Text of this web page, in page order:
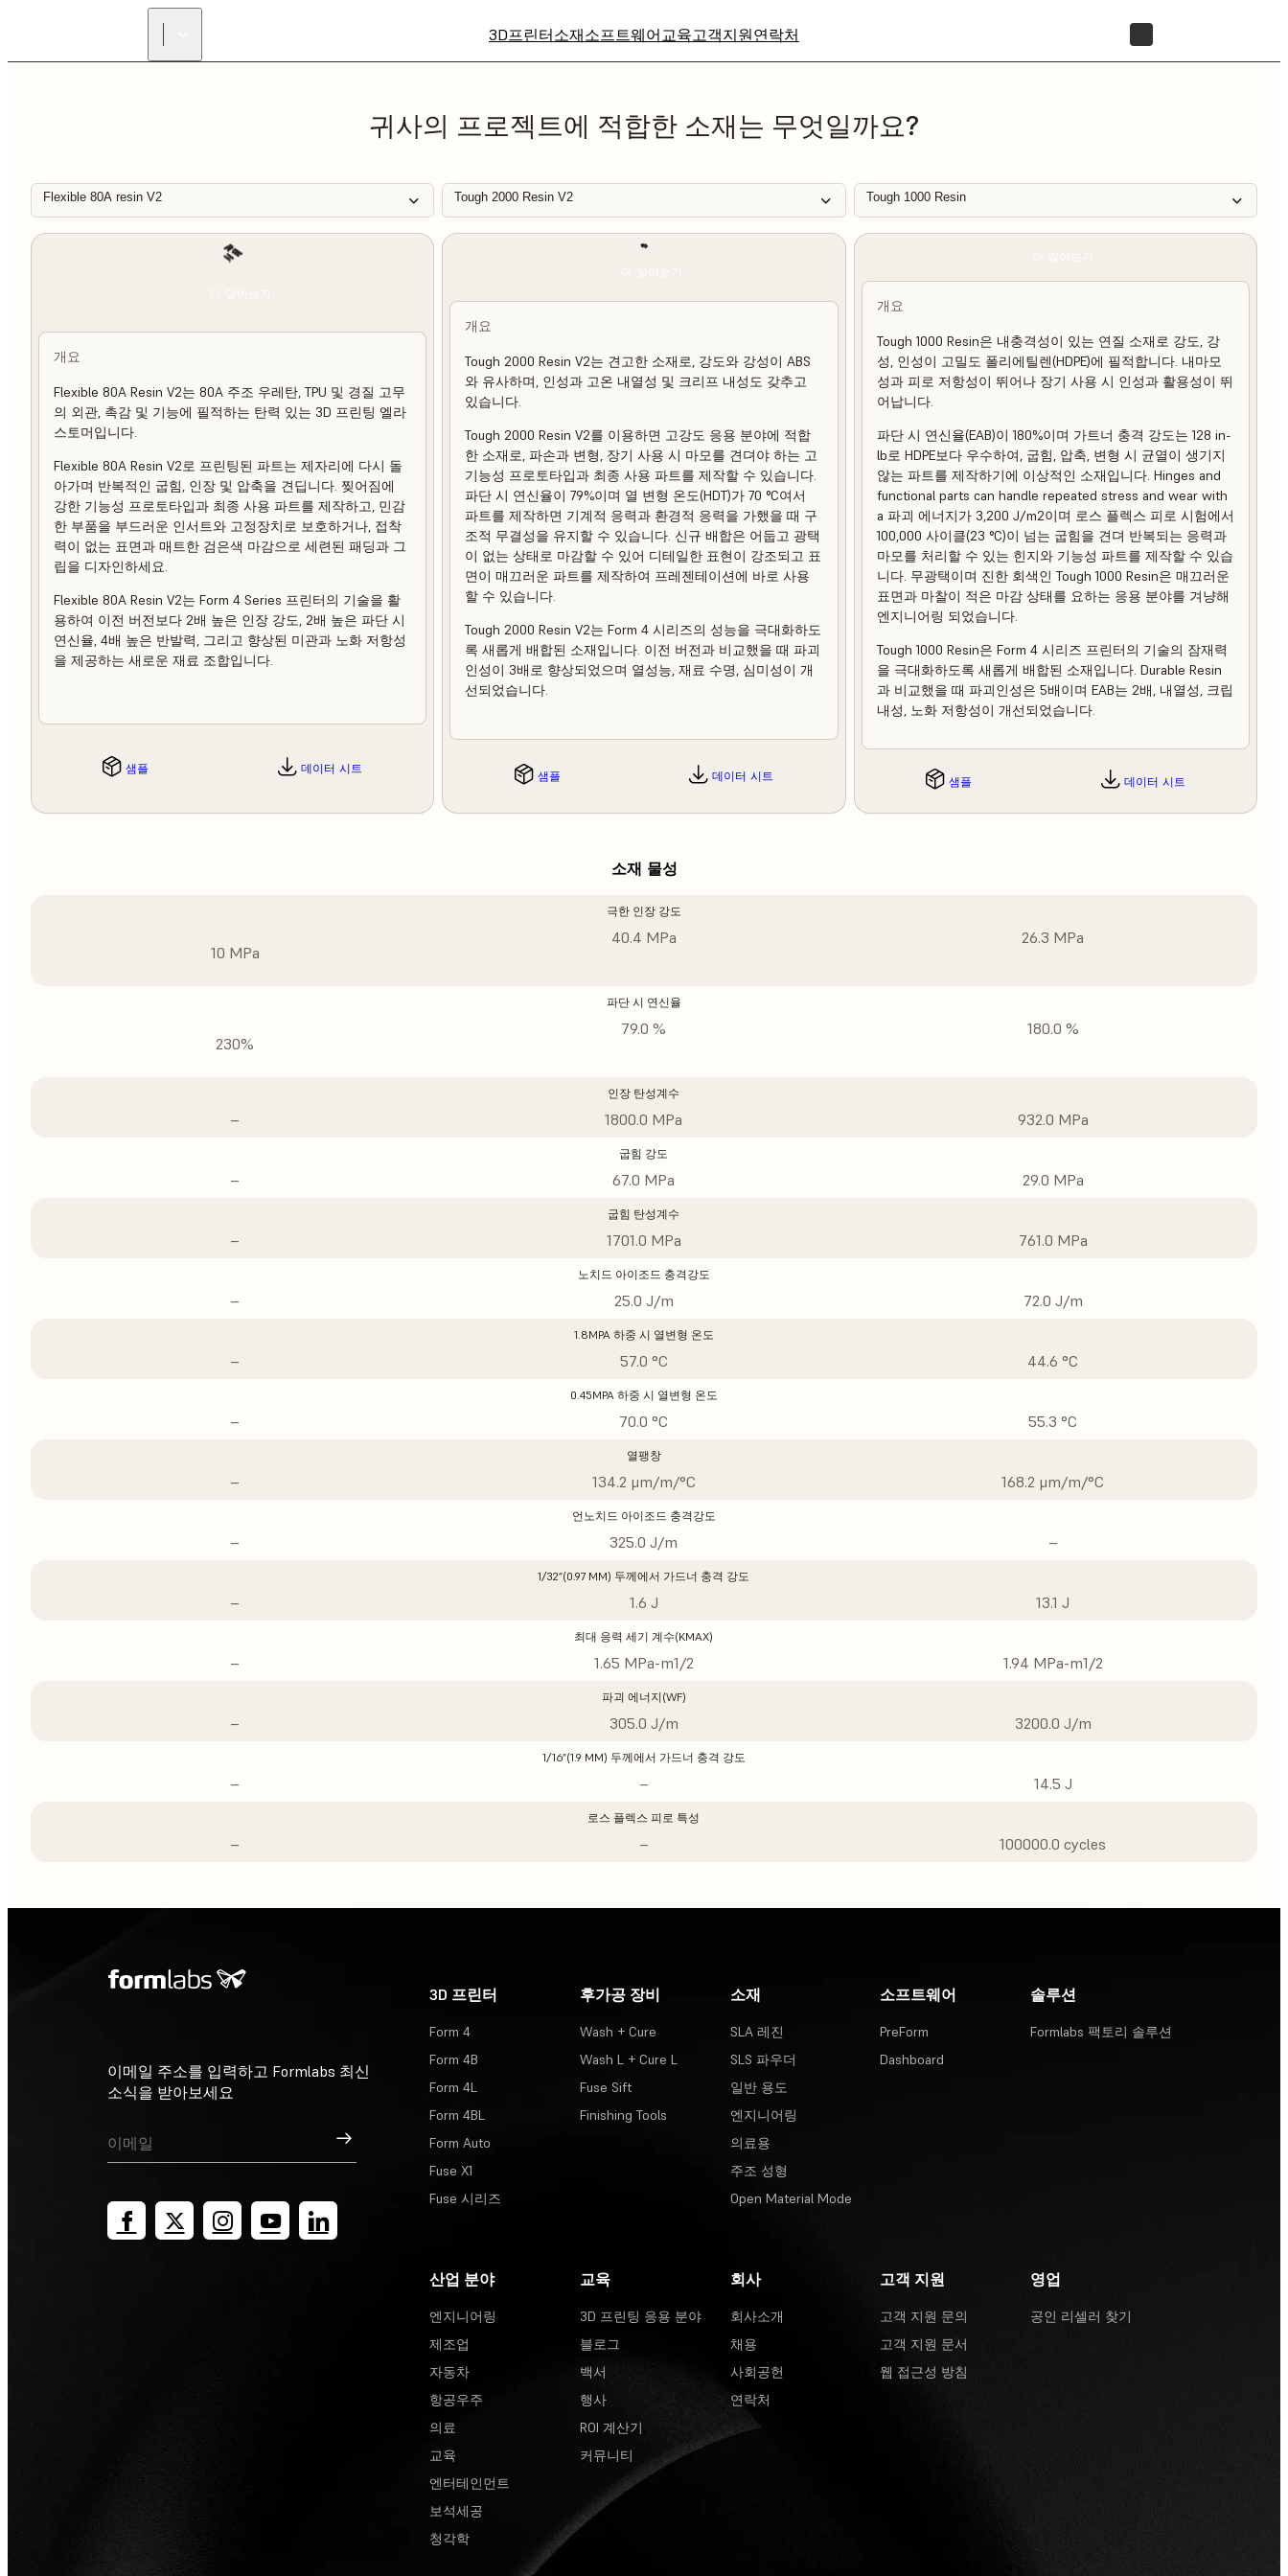
3D프린터소재소프트웨어교육고객지원연락처
귀사의 프로젝트에 적합한 소재는 무엇일까요?
Flexible 80A resin V2 Tough 2000 Resin V2 Tough 1000 Resin
개요
Flexible 80A Resin V2는 80A 주조 우레탄, TPU 및 경질 고무
의 외관, 촉감 및 기능에 필적하는 탄력 있는 3D 프린팅 엘라
스토머입니다.
Flexible 80A Resin V2로 프린팅된 파트는 제자리에 다시 돌
아가며 반복적인 굽힘, 인장 및 압축을 견딥니다. 찢어짐에
강한 기능성 프로토타입과 최종 사용 파트를 제작하고, 민감
한 부품을 부드러운 인서트와 고정장치로 보호하거나, 접착
력이 없는 표면과 매트한 검은색 마감으로 세련된 패딩과 그
립을 디자인하세요.
Flexible 80A Resin V2는 Form 4 Series 프린터의 기술을 활
용하여 이전 버전보다 2배 높은 인장 강도, 2배 높은 파단 시
연신율, 4배 높은 반발력, 그리고 향상된 미관과 노화 저항성
을 제공하는 새로운 재료 조합입니다.
샘플 데이터 시트
개요
Tough 2000 Resin V2는 견고한 소재로, 강도와 강성이 ABS
와 유사하며, 인성과 고온 내열성 및 크리프 내성도 갖추고
있습니다.
Tough 2000 Resin V2를 이용하면 고강도 응용 분야에 적합
한 소재로, 파손과 변형, 장기 사용 시 마모를 견뎌야 하는 고
기능성 프로토타입과 최종 사용 파트를 제작할 수 있습니다.
파단 시 연신율이 79%이며 열 변형 온도(HDT)가 70 °C여서
파트를 제작하면 기계적 응력과 환경적 응력을 가했을 때 구
조적 무결성을 유지할 수 있습니다. 신규 배합은 어둡고 광택
이 없는 상태로 마감할 수 있어 디테일한 표현이 강조되고 표
면이 매끄러운 파트를 제작하여 프레젠테이션에 바로 사용
할 수 있습니다.
Tough 2000 Resin V2는 Form 4 시리즈의 성능을 극대화하도
록 새롭게 배합된 소재입니다. 이전 버전과 비교했을 때 파괴
인성이 3배로 향상되었으며 열성능, 재료 수명, 심미성이 개
선되었습니다.
샘플 데이터 시트
개요
Tough 1000 Resin은 내충격성이 있는 연질 소재로 강도, 강
성, 인성이 고밀도 폴리에틸렌(HDPE)에 필적합니다. 내마모
성과 피로 저항성이 뛰어나 장기 사용 시 인성과 활용성이 뛰
어납니다.
파단 시 연신율(EAB)이 180%이며 가트너 충격 강도는 128 in-
lb로 HDPE보다 우수하여, 굽힘, 압축, 변형 시 균열이 생기지
않는 파트를 제작하기에 이상적인 소재입니다. Hinges and
functional parts can handle repeated stress and wear with
a 파괴 에너지가 3,200 J/m2이며 로스 플렉스 피로 시험에서
100,000 사이클(23 °C)이 넘는 굽힘을 견뎌 반복되는 응력과
마모를 처리할 수 있는 힌지와 기능성 파트를 제작할 수 있습
니다. 무광택이며 진한 회색인 Tough 1000 Resin은 매끄러운
표면과 마찰이 적은 마감 상태를 요하는 응용 분야를 겨냥해
엔지니어링 되었습니다.
Tough 1000 Resin은 Form 4 시리즈 프린터의 기술의 잠재력
을 극대화하도록 새롭게 배합된 소재입니다. Durable Resin
과 비교했을 때 파괴인성은 5배이며 EAB는 2배, 내열성, 크립
내성, 노화 저항성이 개선되었습니다.
샘플 데이터 시트
소재 물성
극한 인장 강도
10 MPa
40.4 MPa 26.3 MPa
파단 시 연신율
230%
79.0 % 180.0 %
인장 탄성계수
– 1800.0 MPa 932.0 MPa
굽힘 강도
– 67.0 MPa 29.0 MPa
굽힘 탄성계수
– 1701.0 MPa 761.0 MPa
노치드 아이조드 충격강도
– 25.0 J/m 72.0 J/m
1.8MPA 하중 시 열변형 온도
– 57.0 °C 44.6 °C
0.45MPA 하중 시 열변형 온도
– 70.0 °C 55.3 °C
열팽창
– 134.2 μm/m/°C 168.2 μm/m/°C
언노치드 아이조드 충격강도
– 325.0 J/m –
1/32”(0.97 MM) 두께에서 가드너 충격 강도
– 1.6 J 13.1 J
최대 응력 세기 계수(KMAX)
– 1.65 MPa-m1/2 1.94 MPa-m1/2
파괴 에너지(WF)
– 305.0 J/m 3200.0 J/m
1/16”(1.9 MM) 두께에서 가드너 충격 강도
– – 14.5 J
로스 플렉스 피로 특성
– – 100000.0 cycles
이메일 주소를 입력하고 Formlabs 최신
소식을 받아보세요
가입
3D 프린터
Form 4
Form 4B
Form 4L
Form 4BL
Form Auto
Fuse X1
Fuse 시리즈
후가공 장비
Wash + Cure
Wash L + Cure L
Fuse Sift
Finishing Tools
소재
SLA 레진
SLS 파우더
일반 용도
엔지니어링
의료용
주조 성형
Open Material Mode
소프트웨어
PreForm
Dashboard
솔루션
Formlabs 팩토리 솔루션
산업 분야
엔지니어링
제조업
자동차
항공우주
의료
교육
엔터테인먼트
보석세공
청각학
교육
3D 프린팅 응용 분야
블로그
백서
행사
ROI 계산기
커뮤니티
회사
회사소개
채용
사회공헌
연락처
고객 지원
고객 지원 문의
고객 지원 문서
웹 접근성 방침
영업
공인 리셀러 찾기